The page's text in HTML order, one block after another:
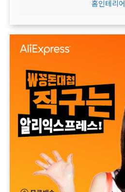
홈인테리어